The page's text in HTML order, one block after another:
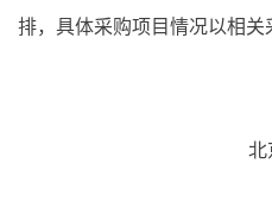
排，具体采购项目情况以相关
北京